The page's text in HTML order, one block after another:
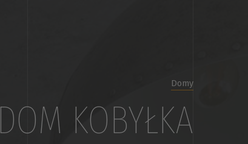
DOM KOBYŁKA
Domy